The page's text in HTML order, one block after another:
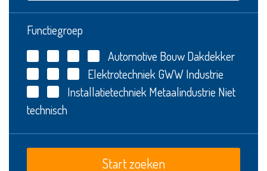
Functiegroep
Automotive BouwDakdekker
Elektrotechniek GWWIndustrie
Installatietechniek Metaalindustrie Niet
technisch